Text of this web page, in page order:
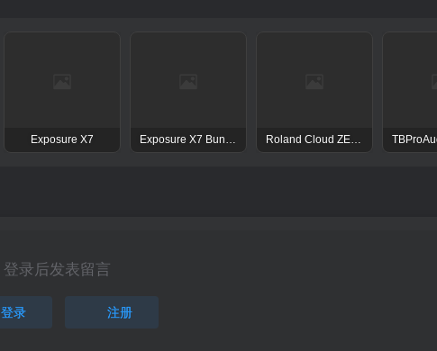
Exposure X7 Exposure X7 Bundle Roland Cloud ZENOLOGY Pro Collection
登录后发表留言
登录 注册